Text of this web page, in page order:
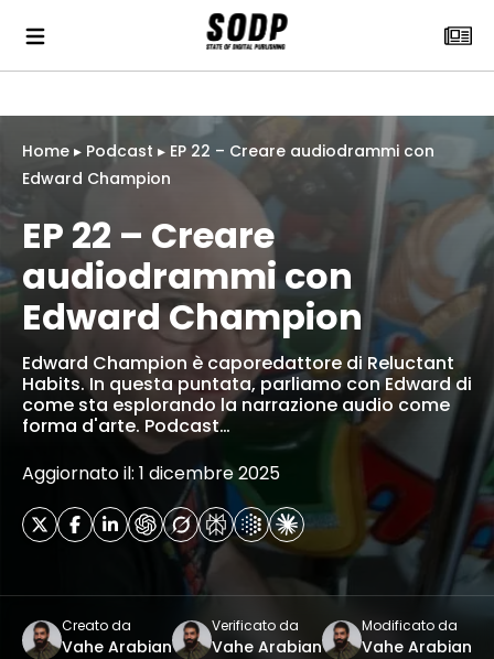
Home ▸ Podcast ▸ EP 22 – Creare audiodrammi con
Edward Champion
EP 22 – Creare
audiodrammi con
Edward Champion
Edward Champion è caporedattore di Reluctant
Habits. In questa puntata, parliamo con Edward di
come sta esplorando la narrazione audio come
forma d'arte. Podcast…
Aggiornato il: 1 dicembre 2025
Creato da
Vahe Arabian
Verificato da
Vahe Arabian
Modificato da
Vahe Arabian